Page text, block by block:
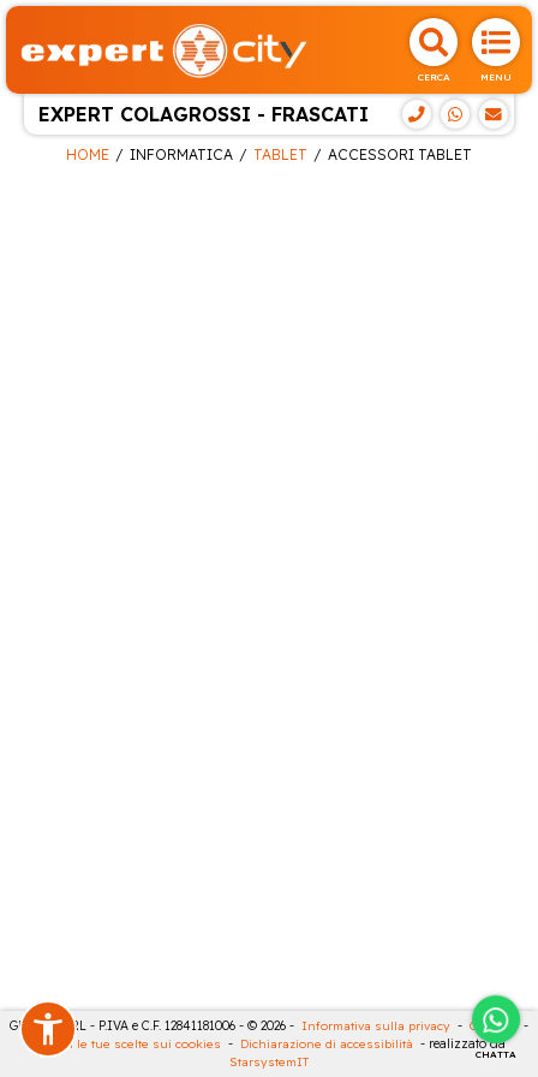
CERCA MENU
EXPERT COLAGROSSI - FRASCATI
CHATTA
HOME INFORMATICA TABLET ACCESSORI TABLET
GECO 14 SRL - P.IVA e C.F. 12841181006 - © 2026 - Informativa sulla privacy - Cookies
-
Rivedi le tue scelte sui cookies - Dichiarazione di accessibilità - realizzato da
StarsystemIT